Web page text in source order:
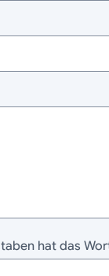
hat das